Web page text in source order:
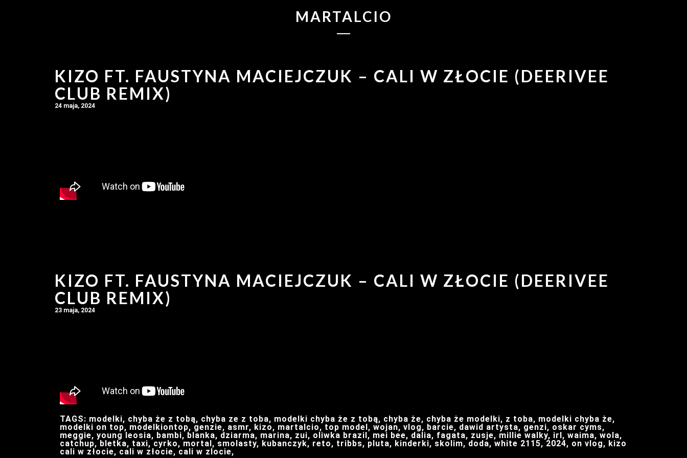
MARTALCIO
KIZO FT. FAUSTYNA MACIEJCZUK – CALI W ZŁOCIE (DEERIVEE
CLUB REMIX)
24 maja, 2024
KIZO FT. FAUSTYNA MACIEJCZUK – CALI W ZŁOCIE (DEERIVEE
CLUB REMIX)
23 maja, 2024
TAGS: modelki, chyba że z tobą, chyba ze z toba, modelki chyba że z tobą, chyba że, chyba że modelki, z toba, modelki chyba że,
modelki on top, modelkiontop, genzie, asmr, kizo, martalcio, top model, wojan, vlog, barcie, dawid artysta, genzi, oskar cyms,
meggie, young leosia, bambi, blanka, dziarma, marina, zui, oliwka brazil, mei bee, dalia, fagata, zusje, millie walky, irl, waima, wola,
catchup, bletka, taxi, cyrko, mortal, smolasty, kubanczyk, reto, tribbs, pluta, kinderki, skolim, doda, white 2115, 2024, on vlog, kizo
cali w złocie, cali w złocie, cali w zlocie,